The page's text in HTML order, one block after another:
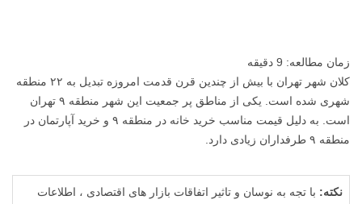
زمان مطالعه: 9 دقیقه
کلان شهر تهران با بیش از چندین قرن قدمت امروزه تبدیل به ۲۲ منطقه
شهری شده است. یکی از مناطق پر جمعیت این شهر منطقه ۹ تهران
است. به دلیل قیمت مناسب خرید خانه در منطقه ۹ و خرید آپارتمان در
منطقه ۹ طرفداران زیادی دارد.
نکته: با تجه به نوسان و تاثیر اتفاقات بازار های اقتصادی ، اطلاعات